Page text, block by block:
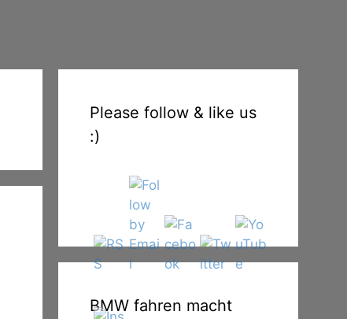
Please follow & like us
:)
BMW fahren macht